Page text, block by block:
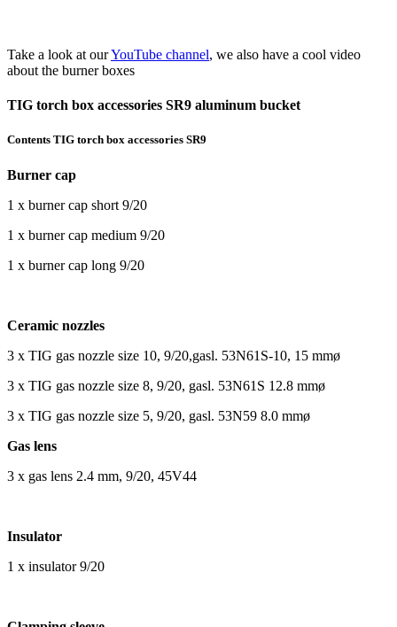
Take a look at ourYouTube channel, we also have a cool video
about the burner boxes
TIG torch box accessories SR9 aluminum bucket
Contents TIG torch box accessories SR9
Burner cap
1 x burner cap short 9/20
1 x burner cap medium 9/20
1 x burner cap long 9/20
Ceramic nozzles
3 x TIG gas nozzle size 10, 9/20,gasl. 53N61S-10, 15 mmø
3 x TIG gas nozzle size 8, 9/20, gasl. 53N61S 12.8 mmø
3 x TIG gas nozzle size 5, 9/20, gasl. 53N59 8.0 mmø
Gas lens
3 x gas lens 2.4 mm, 9/20, 45V44
Insulator
1 x insulator 9/20